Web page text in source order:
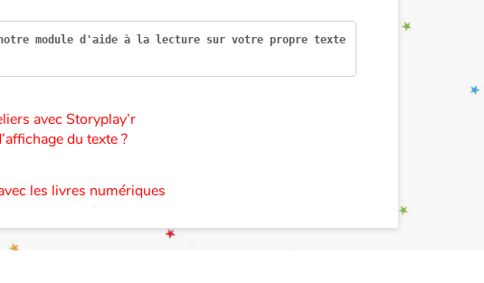
notre module d'aide à la lecture sur votre propre texte
avec Storyplay’r
du texte ?
les livres numériques